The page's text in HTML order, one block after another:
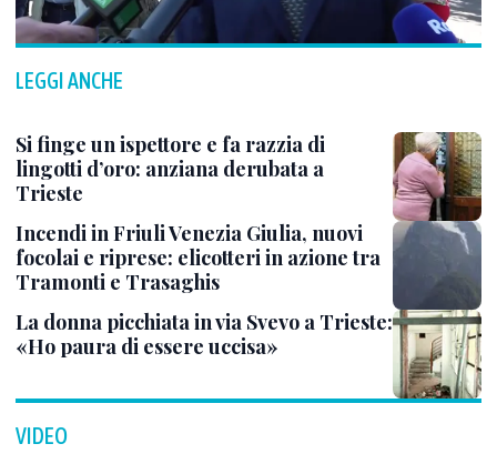
LEGGI ANCHE
Si finge un ispettore e fa razzia di
lingotti d’oro: anziana derubata a
Trieste
Incendi in Friuli Venezia Giulia, nuovi
focolai e riprese: elicotteri in azione tra
Tramonti e Trasaghis
La donna picchiata in via Svevo a Trieste:
«Ho paura di essere uccisa»
VIDEO